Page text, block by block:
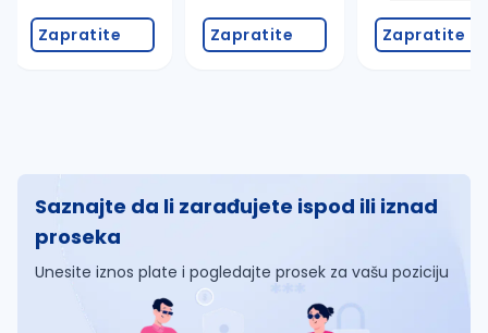
Zapratite Zapratite Zapratite
Saznajte da li zarađujete ispod ili iznad
proseka
Unesite iznos plate i pogledajte prosek za vašu poziciju